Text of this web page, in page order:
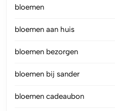
bloemen
bloemen aan huis
bloemen bezorgen
bloemen bij sander
bloemen cadeaubon